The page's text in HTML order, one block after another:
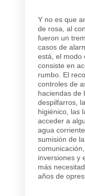
Y no es que
de rosa, al
fueron un
casos de
está, el modo
consiste en
rumbo. El
controles de
haciendas de
despilfarros,
higiénico, las
acceder a
agua
sumisión de
inversiones y
más
años de